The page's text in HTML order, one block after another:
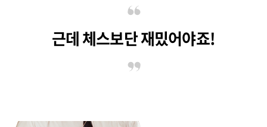
근데 체스보단 재밌어야죠!